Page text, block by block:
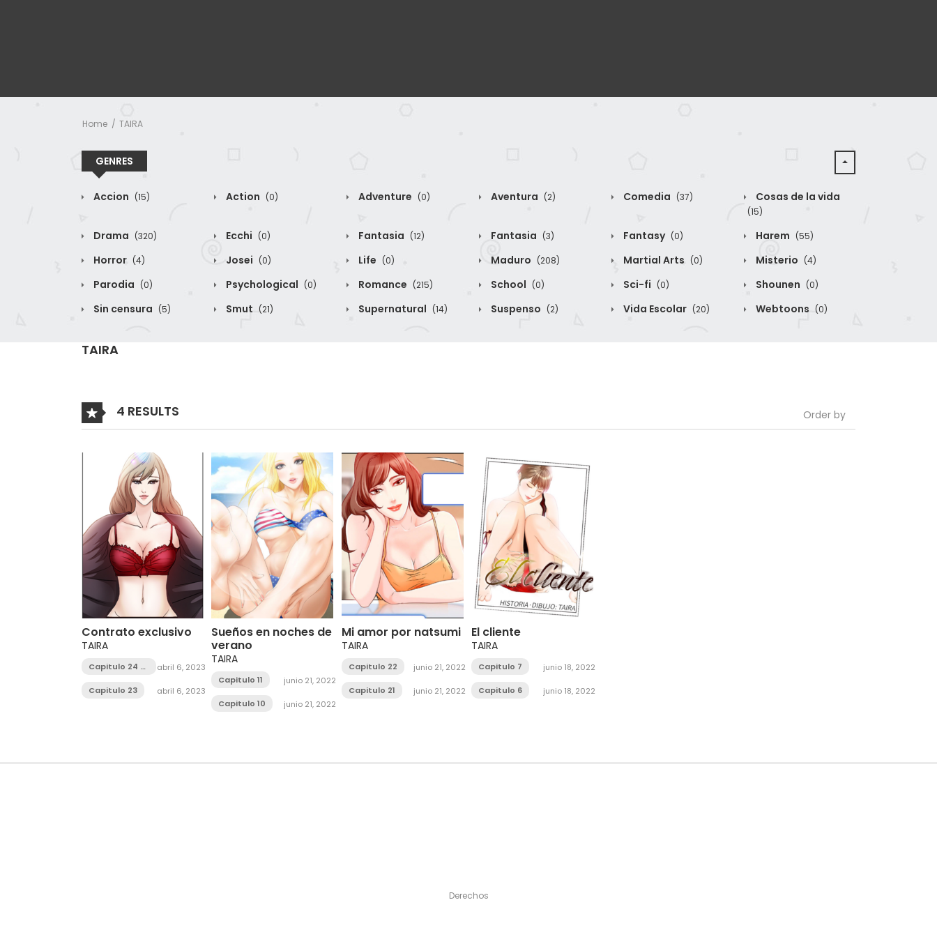
Home TAIRA
GENRES
Accion (15) Action (0) Adventure (0) Aventura (2) Comedia (37) Cosas de la vida
(15)
Drama (320) Ecchi (0) Fantasia (12) Fantasia (3) Fantasy (0) Harem (55)
Horror (4) Josei (0) Life (0) Maduro (208) Martial Arts (0) Misterio (4)
Parodia (0) Psychological (0) Romance (215) School (0) Sci-fi (0) Shounen (0)
Sin censura (5) Smut (21) Supernatural (14) Suspenso (2) Vida Escolar (20) Webtoons (0)
TAIRA
4 RESULTS Order by
Contrato exclusivo
TAIRA
Capitulo 24 -
abril 6, 2023
Capitulo 23 abril 6, 2023
Sueños en noches de
verano
TAIRA
Capitulo 11 junio 21, 2022
Capitulo 10 junio 21, 2022
Mi amor por natsumi
TAIRA
Capitulo 22 junio 21, 2022
Capitulo 21 junio 21, 2022
El cliente
TAIRA
Capitulo 7 junio 18, 2022
Capitulo 6 junio 18, 2022
Derechos